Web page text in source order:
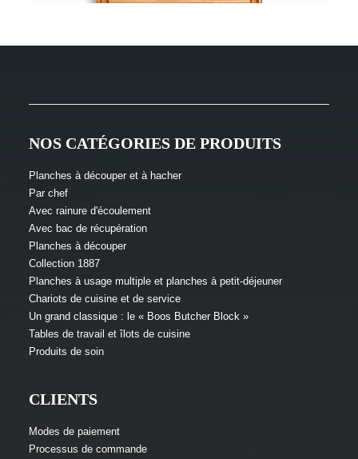
CHOISIR UNE VERSION
Ce
produit
en
plusieurs
variantes.
Les
options
peuvent
être
sélectionnées
sur
la
page
du
produit
dur avec rainure d'écoulement, bac de
récupération en acier inoxydable ; poignée ;
réversible
38 x 36 x 6 cm
€279,00 –€379,00Fourchette
De
Prix
:
NOS CATÉGORIES DE PRODUITS
Planches à découper et à hacher
Par chef
Avec rainure d'écoulement
Avec bac de récupération
Planches à découper
Collection 1887
Planches à usage multiple et planches à petit-déjeuner
Chariots de cuisine et de service
Un grand classique : le « Boos Butcher Block »
Tables de travail et îlots de cuisine
Produits de soin
CLIENTS
Modes de paiement
Processus de commande